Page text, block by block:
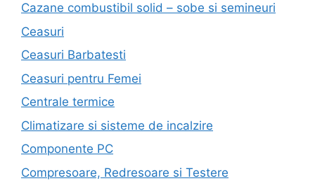
Cazane combustibil solid – sobe si semineuri
Ceasuri
Ceasuri Barbatesti
Ceasuri pentru Femei
Centrale termice
Climatizare si sisteme de incalzire
Componente PC
Compresoare, Redresoare si Testere